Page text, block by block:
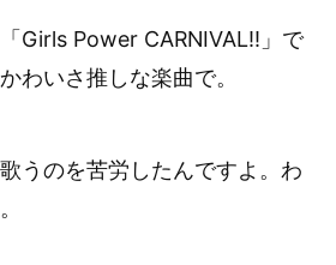
Girls Power CARNIVAL!!」で
わいさ推しな楽曲で。
のを苦労したんですよ。わ